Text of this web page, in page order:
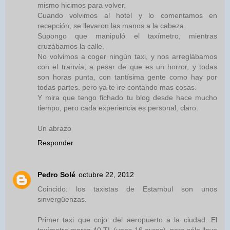
mismo hicimos para volver.
Cuando volvimos al hotel y lo comentamos en
recepción, se llevaron las manos a la cabeza.
Supongo que manipuló el taxímetro, mientras
cruzábamos la calle.
No volvimos a coger ningún taxi, y nos arreglábamos
con el tranvía, a pesar de que es un horror, y todas
son horas punta, con tantísima gente como hay por
todas partes. pero ya te ire contando mas cosas.
Y mira que tengo fichado tu blog desde hace mucho
tiempo, pero cada experiencia es personal, claro.
Un abrazo
Responder
Pedro Solé octubre 22, 2012
Coincido: los taxistas de Estambul son unos
sinvergüenzas.
Primer taxi que cojo: del aeropuerto a la ciudad. El